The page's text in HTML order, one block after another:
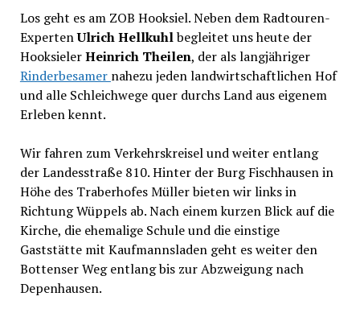
Los geht es am ZOB Hooksiel. Neben dem Radtouren-
ExpertenUlrich Hellkuhlbegleitet uns heute der
HooksielerHeinrich Theilen, der als langjähriger
Rinderbesamer nahezu jeden landwirtschaftlichen Hof
und alle Schleichwege quer durchs Land aus eigenem
Erleben kennt.
Wir fahren zum Verkehrskreisel und weiter entlang
der Landesstraße 810. Hinter der Burg Fischhausen in
Höhe des Traberhofes Müller bieten wir links in
Richtung Wüppels ab. Nach einem kurzen Blick auf die
Kirche, die ehemalige Schule und die einstige
Gaststätte mit Kaufmannsladen geht es weiter den
Bottenser Weg entlang bis zur Abzweigung nach
Depenhausen.